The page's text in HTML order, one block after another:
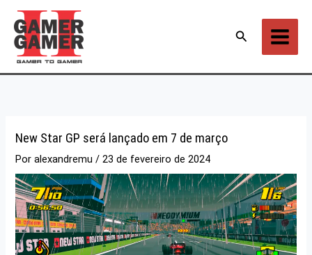
para
conteúdo
Pesquisar
New Star GP será lançado em 7 de março
Poralexandremu/23 de fevereiro de 2024